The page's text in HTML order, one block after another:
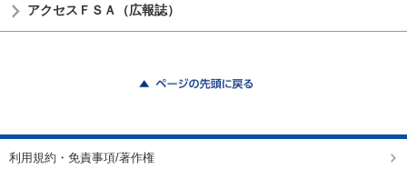
アクセスＦＳＡ（広報誌）
利用規約・免責事項/著作権